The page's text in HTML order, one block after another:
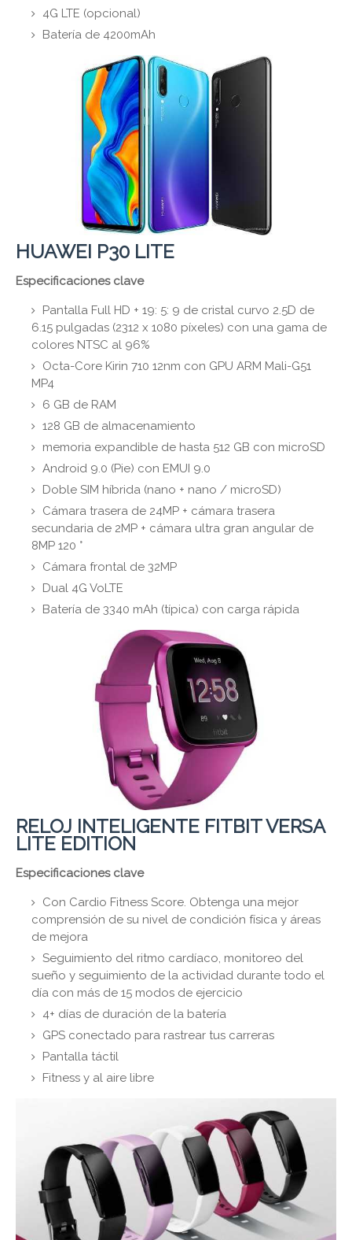
4G LTE (opcional)
Batería de 4200mAh
HUAWEI P30 LITE
Especificaciones clave
Pantalla Full HD + 19: 5: 9 de cristal curvo 2.5D de
6.15 pulgadas (2312 x 1080 píxeles) con una gama de
colores NTSC al 96%
Octa-Core Kirin 710 12nm con GPU ARM Mali-G51
MP4
6 GB de RAM
128 GB de almacenamiento
memoria expandible de hasta 512 GB con microSD
Android 9.0 (Pie) con EMUI 9.0
Doble SIM híbrida (nano + nano / microSD)
Cámara trasera de 24MP + cámara trasera
secundaria de 2MP + cámara ultra gran angular de
8MP 120 °
Cámara frontal de 32MP
Dual 4G VoLTE
Batería de 3340 mAh (típica) con carga rápida
RELOJ INTELIGENTE FITBIT VERSA
LITE EDITION
Especificaciones clave
Con Cardio Fitness Score. Obtenga una mejor
comprensión de su nivel de condición física y áreas
de mejora
Seguimiento del ritmo cardíaco, monitoreo del
sueño y seguimiento de la actividad durante todo el
día con más de 15 modos de ejercicio
4+ días de duración de la batería
GPS conectado para rastrear tus carreras
Pantalla táctil
Fitness y al aire libre